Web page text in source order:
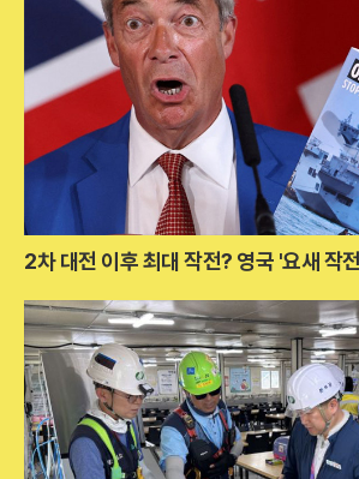
2차 대전 이후 최대 작전? 영국 '요새 작